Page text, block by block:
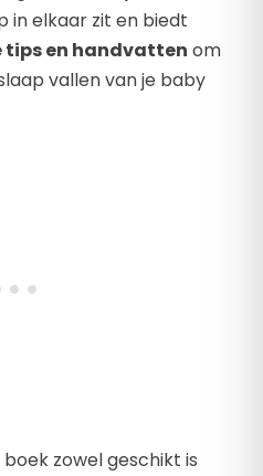
in elkaar zit en biedt
tips en handvatten om
vallen van je baby
zowel geschikt is